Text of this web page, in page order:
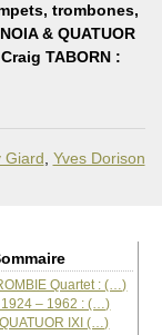
trombones,
& QUATUOR
TABORN :
Giard Yves Dorison
Quartet : (…)
1924 – 1962 : (…)
IXI (…)